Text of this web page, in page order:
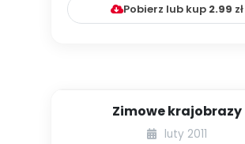
Pobierz lub kup 2.99 zł
Zimowe krajobrazy
luty 2011